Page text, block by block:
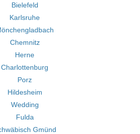
Bielefeld
Karlsruhe
Chemnitz
Herne
Charlottenburg
Porz
Hildesheim
Wedding
Fulda
Gmünd